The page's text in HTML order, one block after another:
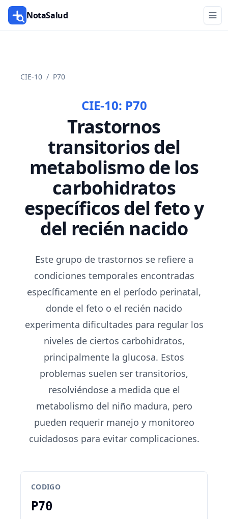
NotaSalud
CIE-10 / P70
CIE-10: P70
Trastornos
transitorios del
metabolismo de los
carbohidratos
específicos del feto y
del recién nacido
Este grupo de trastornos se refiere a
condiciones temporales encontradas
específicamente en el período perinatal,
donde el feto o el recién nacido
experimenta dificultades para regular los
niveles de ciertos carbohidratos,
principalmente la glucosa. Estos
problemas suelen ser transitorios,
resolviéndose a medida que el
metabolismo del niño madura, pero
pueden requerir manejo y monitoreo
cuidadosos para evitar complicaciones.
CODIGO
P70